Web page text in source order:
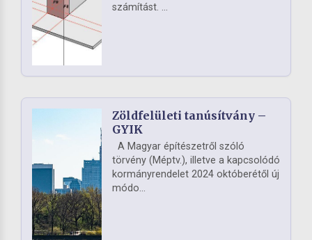
számítást. ...
Zöldfelületi tanúsítvány –
GYIK
A Magyar építészetről szóló
törvény (Méptv.), illetve a kapcsolódó
kormányrendelet 2024 októberétől új
módo...